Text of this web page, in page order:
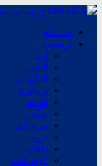
خــــانه
لرستان
ازنا
الشتر
الیگودرز
بروجرد
پلدختر
چگنی
خرم آباد
درود
دلفان
کوهدشت